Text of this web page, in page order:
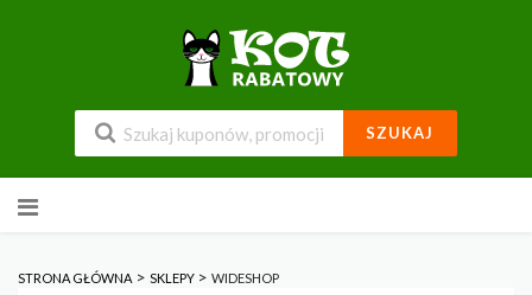
SZUKAJ
do
STRONA GŁÓWNA > SKLEPY > WIDESHOP